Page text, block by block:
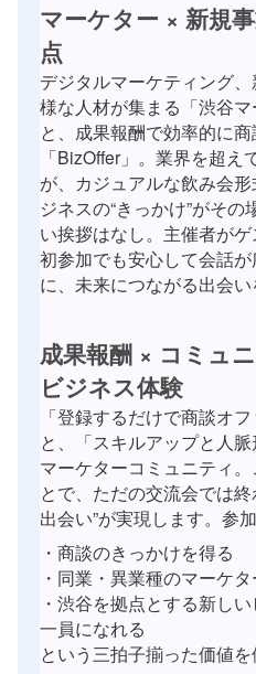
マーケター × 新規
点
デジタルマーケティング
様な人材が集まる「渋谷マ
と、成果報酬で効率的に
「BizOffer」。業界を超
が、カジュアルな飲み会
ジネスの“きっかけ”がそ
い挨拶はなし。主催者がゲ
初参加でも安心して会話
に、未来につながる出会い
成果報酬 × コミュ
ビジネス体験
「登録するだけで商談オ
と、「スキルアップと人
マーケターコミュニティ
とで、ただの交流会では
出会い”が実現します。参
・商談のきっかけを得る
・同業・異業種のマーケ
・渋谷を拠点とする新し
一員になれる
という三拍子揃った価値を